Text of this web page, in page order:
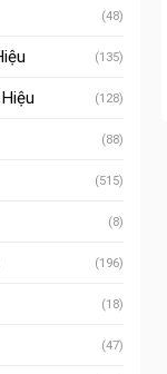
(48)
(135)
(128)
(88)
(515)
(8)
(196)
(18)
(47)